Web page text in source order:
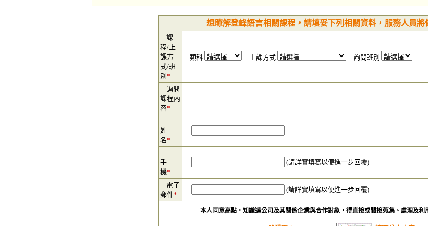
想瞭解登峰語言相關課程，請填妥下列相關資料，服務人員將
課
程/上
課方
式/班
別 *
類科 上課方式 詢問班別
詢問
課程內
容*
姓
名*
手
機*
(請詳實填寫以便進一步回覆)
電子
郵件*
(請詳實填寫以便進一步回覆)
本人同意高點‧知識達公司及其關係企業與合作對象，得直接或間接蒐集、處理及利